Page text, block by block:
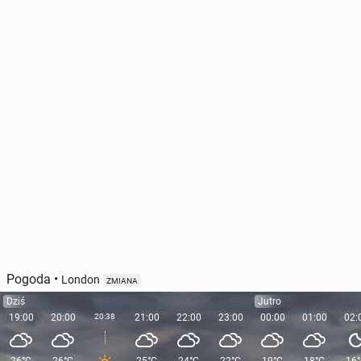
Pogoda • London ZMIANA
Dziś
19:00
20:00 20:38 21:00 22:00 23:00
Jutro
00:00
01:00